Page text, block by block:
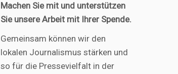
Machen Sie mit und unterstützen
Sie unsere Arbeit mit Ihrer Spende.
Gemeinsam können wir den
lokalen Journalismus stärken und
so für die Pressevielfalt in der